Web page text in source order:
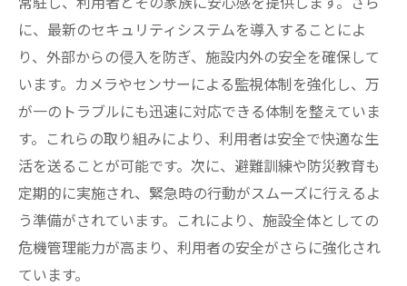
イベントを通じて広がるグループホームの可能
性
四季折々のイベントとその魅力
住民の創造性を引き出す催し物
地域との新しいつながりを生むイベント
イベントがもたらす心の充実
参加型イベントで得られるメリット
イベントを通じた住民の成長と発展
民間グループホームでの心温まる日々
に、最新のセキュリティシステムを導入することによ
り、外部からの侵入を防ぎ、施設内外の安全を確保して
います。カメラやセンサーによる監視体制を強化し、万
が一のトラブルにも迅速に対応できる体制を整えていま
す。これらの取り組みにより、利用者は安全で快適な生
活を送ることが可能です。次に、避難訓練や防災教育も
定期的に実施され、緊急時の行動がスムーズに行えるよ
う準備がされています。これにより、施設全体としての
危機管理能力が高まり、利用者の安全がさらに強化され
ています。